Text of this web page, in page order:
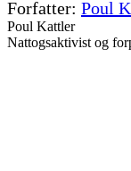
Poul
Poul Kattler
Nattogsaktivist og